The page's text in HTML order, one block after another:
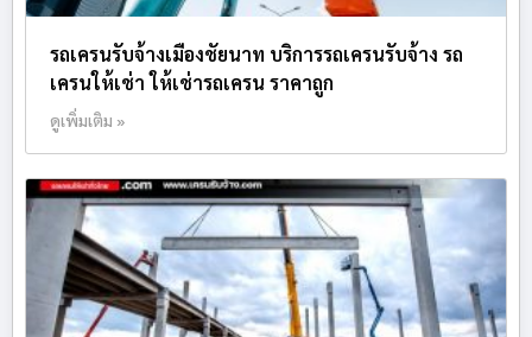
รถเครนรับจ้างเมืองชัยนาท บริการรถเครนรับจ้าง รถ
เครนให้เช่า ให้เช่ารถเครน ราคาถูก
ดูเพิ่มเติม »